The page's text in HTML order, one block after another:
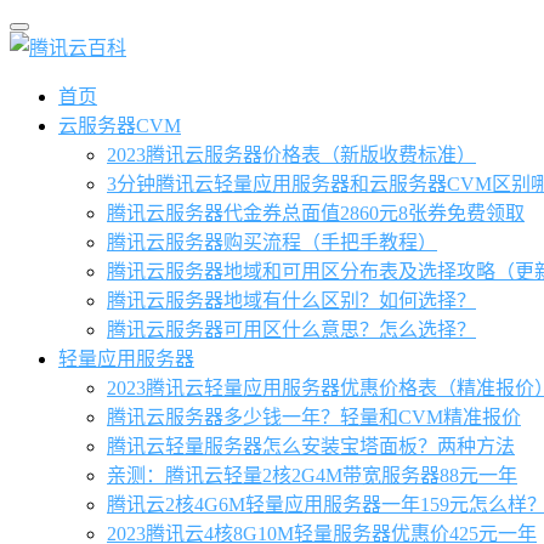
首页
云服务器CVM
2023腾讯云服务器价格表（新版收费标准）
3分钟腾讯云轻量应用服务器和云服务器CVM区别
腾讯云服务器代金券总面值2860元8张券免费领取
腾讯云服务器购买流程（手把手教程）
腾讯云服务器地域和可用区分布表及选择攻略（更
腾讯云服务器地域有什么区别？如何选择？
腾讯云服务器可用区什么意思？怎么选择？
轻量应用服务器
2023腾讯云轻量应用服务器优惠价格表（精准报价）
腾讯云服务器多少钱一年？轻量和CVM精准报价
腾讯云轻量服务器怎么安装宝塔面板？两种方法
亲测：腾讯云轻量2核2G4M带宽服务器88元一年
腾讯云2核4G6M轻量应用服务器一年159元怎么样？
2023腾讯云4核8G10M轻量服务器优惠价425元一年